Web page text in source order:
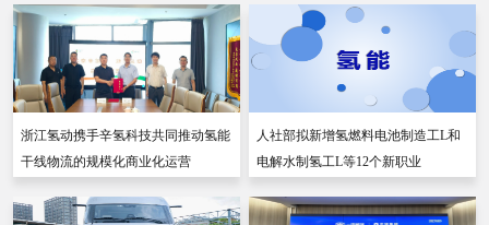
浙江氢动携手辛氢科技共同推动氢能
干线物流的规模化商业化运营
人社部拟新增氢燃料电池制造工L和
电解水制氢工L等12个新职业